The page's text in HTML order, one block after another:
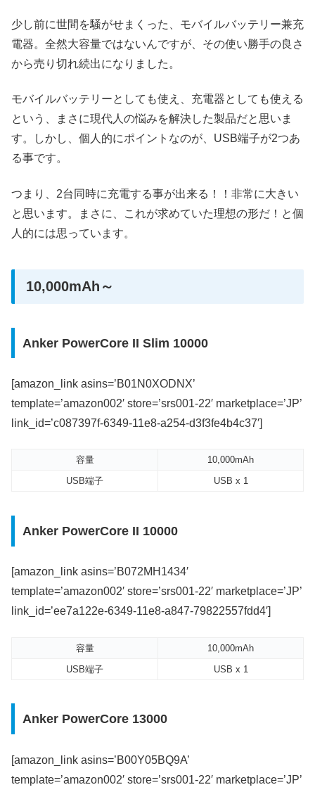
少し前に世間を騒がせまくった、モバイルバッテリー兼充
電器。全然大容量ではないんですが、その使い勝手の良さ
から売り切れ続出になりました。
モバイルバッテリーとしても使え、充電器としても使える
という、まさに現代人の悩みを解決した製品だと思いま
す。しかし、個人的にポイントなのが、USB端子が2つあ
る事です。
つまり、2台同時に充電する事が出来る！！非常に大きい
と思います。まさに、これが求めていた理想の形だ！と個
人的には思っています。
10,000mAh～
Anker PowerCore II Slim 10000
[amazon_link asins=’B01N0XODNX’
template=’amazon002′ store=’srs001-22′ marketplace=’JP’
link_id=’c087397f-6349-11e8-a254-d3f3fe4b4c37′]
容量
10,000mAh
USB端子
USB x 1
Anker PowerCore II 10000
[amazon_link asins=’B072MH1434′
template=’amazon002′ store=’srs001-22′ marketplace=’JP’
link_id=’ee7a122e-6349-11e8-a847-79822557fdd4′]
容量
10,000mAh
USB端子
USB x 1
Anker PowerCore 13000
[amazon_link asins=’B00Y05BQ9A’
template=’amazon002′ store=’srs001-22′ marketplace=’JP’